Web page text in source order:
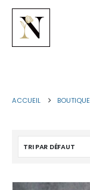
ACCUEIL BOUTIQUE